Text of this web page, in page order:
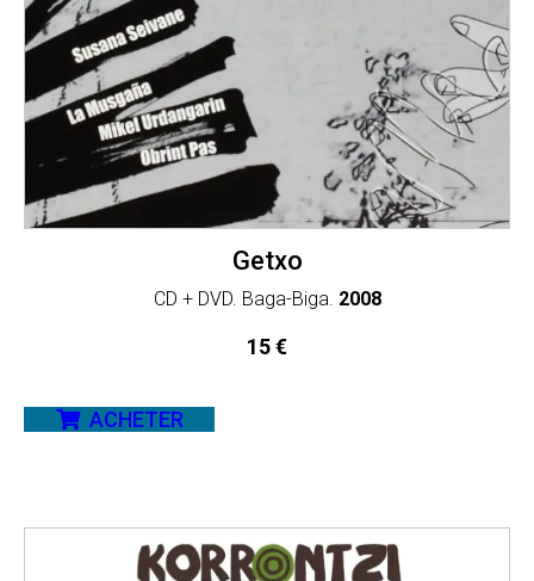
Getxo
CD + DVD. Baga-Biga. 2008
15€
ACHETER